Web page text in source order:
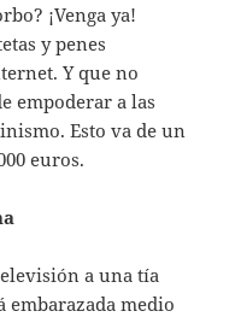
¡Venga ya!
y penes
Y que no
empoderar a las
Esto va de un
euros.
a una tía
embarazada medio